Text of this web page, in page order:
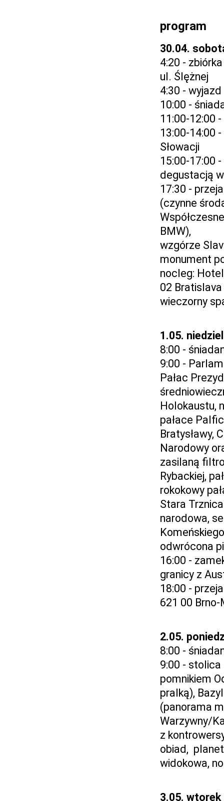
program
30.04.
4:20 -
ul. Ślężnej
4:30 - wyjazd
10:00 -
11:00-12:00
13:00-14:00
Słowacji
15:00-17:00
degustacją
17:30 -
(czynne
BMW),
wzgórze
monument
nocleg:
02
wieczorny
1.05.
8:00 -
9:00 -
Pałac
Holokaustu,
pałace
Bratysławy,
Narodowy
zasilaną
Rybackiej,
rokokowy
Stara
narodowa,
odwrócona
16:00 -
granicy z
18:00 -
621 00
2.05.
8:00 -
9:00 -
pomnikiem
pralką),
(panorama
Warzywny/
z
obiad,
widokowa,
3.05. wtorek